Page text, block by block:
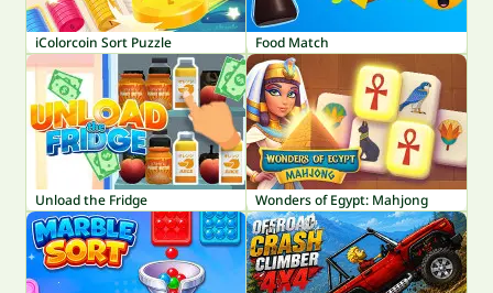
iColorcoin Sort Puzzle Food Match
Unload the Fridge Wonders of Egypt: Mahjong